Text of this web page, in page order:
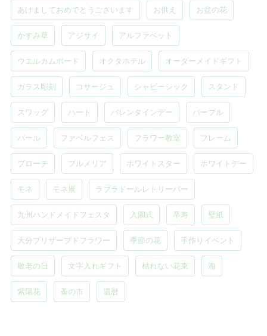
あけましておめでとうございます お供え お盆の花
かすみ草 アジサイ アルファベット
ウエルカムボード オクタホテル オーダーメイドギフト
ガラス彫刻 コサージュ シャビーシック スタンド
スワッグ ハート バレンタインデー パープル
パール ファベルフェス フラワー教室 フレーム
ブローチ プルメリア ホワイトスター ホワイトデー
モネ モネ展 ラブラドールレトリーバー
九州ハンドメイドフェスタ 入園式 卒寿 壁紙
大分プリザーブドフラワー 季節の花 手作りイベント
敬老の日 文字入れギフト 枯れない花束 海
紫陽花 蚤の市 還暦